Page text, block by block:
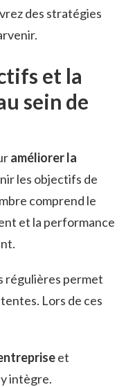
des stratégies
et la
sein de
améliorer la
les objectifs de
comprend le
et la performance
régulières permet
Lors de ces
et
intègre.